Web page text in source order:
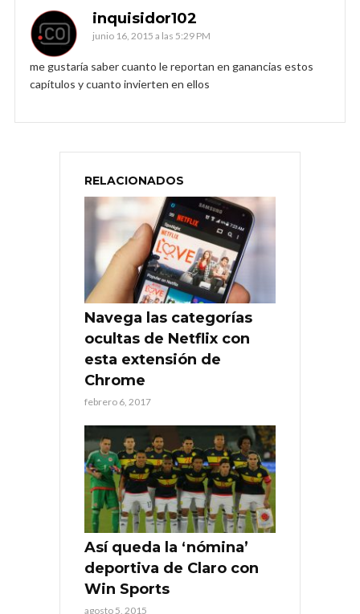
inquisidor102
junio 16, 2015 a las 5:29 PM
me gustaría saber cuanto le reportan en ganancias estos
capítulos y cuanto invierten en ellos
RELACIONADOS
Navega las categorías
ocultas de Netflix con
esta extensión de
Chrome
febrero 6, 2017
Así queda la ‘nómina’
deportiva de Claro con
Win Sports
agosto 5, 2015